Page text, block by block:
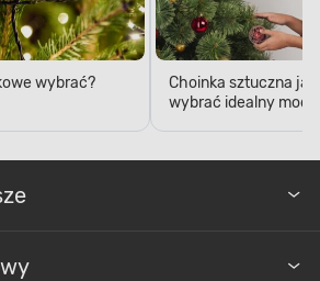
wybrać?
Choinka sztuczna
wybrać idealny